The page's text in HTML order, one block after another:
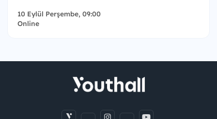
10 Eylül Perşembe, 09:00
Online